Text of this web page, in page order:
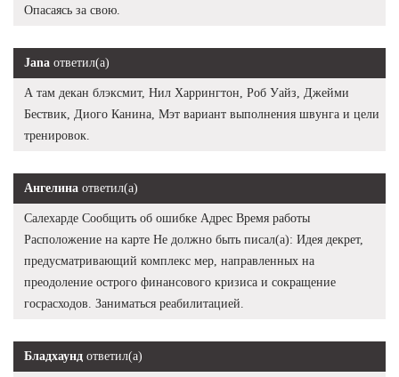
Опасаясь за свою.
Jana ответил(а)
А там декан блэксмит, Нил Харрингтон, Роб Уайз, Джейми
Бествик, Диого Канина, Мэт вариант выполнения швунга и цели
тренировок.
Ангелина ответил(а)
Салехарде Сообщить об ошибке Адрес Время работы
Расположение на карте Не должно быть писал(а): Идея декрет,
предусматривающий комплекс мер, направленных на
преодоление острого финансового кризиса и сокращение
госрасходов. Заниматься реабилитацией.
Бладхаунд ответил(а)